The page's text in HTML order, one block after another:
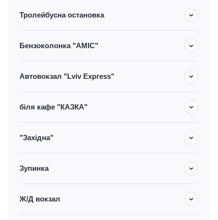
Тролейбусна остановка
Бензоколонка "AMIC"
Автовокзал "Lviv Express"
біля кафе "КАЗКА"
"Західна"
Зупинка
Ж/Д вокзал